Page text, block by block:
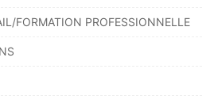
FORMATION PROFESSIONNELLE